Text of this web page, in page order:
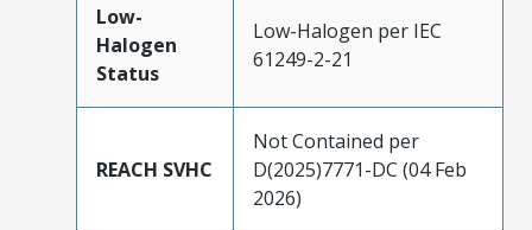
Low-
Halogen
Status
Low-Halogen per IEC
61249-2-21
REACH SVHC
Not Contained per
D(2025)7771-DC (04 Feb
2026)